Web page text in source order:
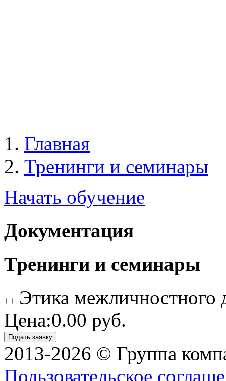
Главная
Тренинги и семинары
Начать обучение
Документация
Тренинги и семинары
Этика межличностного
Цена:0.00 руб.
Подать заявку
2013-2026 © Группа
Пользовательское